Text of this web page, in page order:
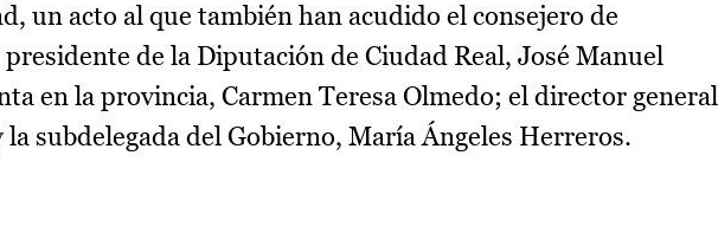
un acto al que también han acudido el consejero de
de la Diputación de Ciudad Real, José Manuel
en la provincia, Carmen Teresa Olmedo; el director general
subdelegada del Gobierno, María Ángeles Herreros.